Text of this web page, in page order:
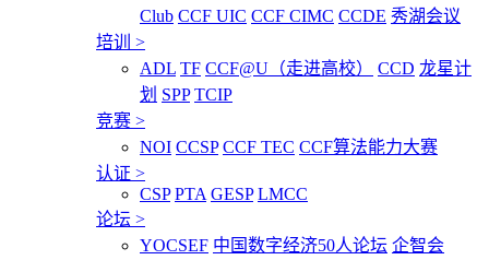
Club CCF UIC CCF CIMC CCDE 秀湖会议
培训 >
ADL TF CCF@U（走进高校） CCD 龙星计
划 SPP TCIP
竞赛 >
NOI CCSP CCF TEC CCF算法能力大赛
认证 >
CSP PTA GESP LMCC
论坛 >
YOCSEF 中国数字经济50人论坛 企智会